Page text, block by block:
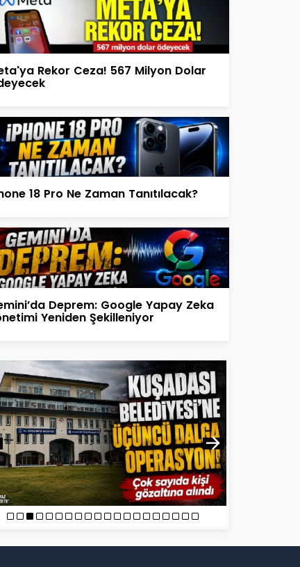
Rekor Ceza! 567 Milyon Dolar
18 Pro Ne Zaman Tanıtılacak?
Deprem: Google Yapay Zeka
Yeniden Şekilleniyor